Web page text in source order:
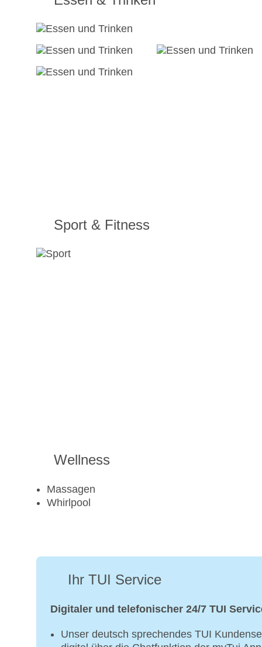
Sport & Fitness
Wellness
Massagen
Whirlpool
Ihr TUI Service
Digitaler und telefonischer 24/7 TUI
Unser deutsch sprechendes TUI